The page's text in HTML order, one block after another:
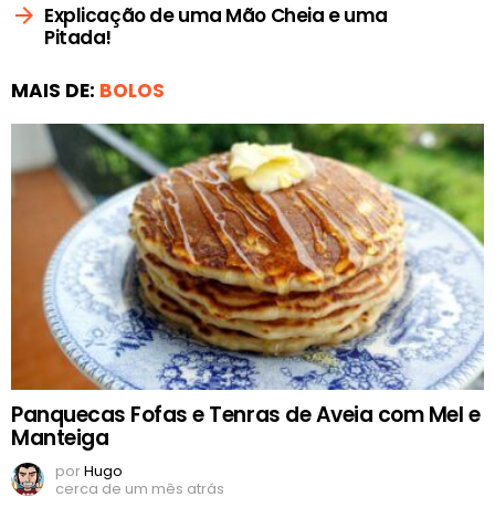
Explicação de uma Mão Cheia e uma
Pitada!
MAIS DE: BOLOS
Panquecas Fofas e Tenras de Aveia com Mel e
Manteiga
porHugo
cerca de um mês atrás